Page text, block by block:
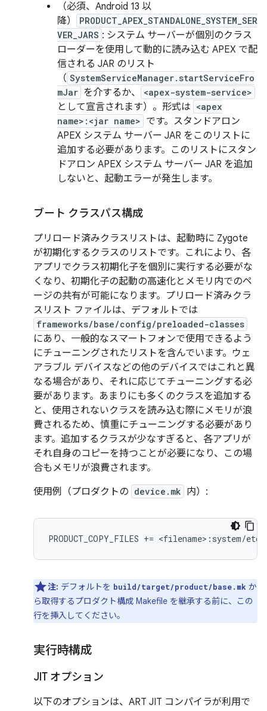
（必須、Android 13 以
降）
PRODUCT_APEX_STANDALONE_SYSTEM_SER
VER_JARS : システム サーバーが個別のクラス
ローダーを使用して動的に読み込む APEX で配
信される JAR のリスト
（ SystemServiceManager.startServiceFro
mJar を介するか、 <apex-system-service>
として宣言されます）。形式は <apex
name>:<jar name> です。スタンドアロン
APEX システム サーバー JAR をこのリストに
追加する必要があります。このリストにスタン
ドアロン APEX システム サーバー JAR を追加
しないと、起動エラーが発生します。
ブート クラスパス構成
プリロード済みクラスリストは、起動時に Zygote
が初期化するクラスのリストです。これにより、各
アプリでクラス初期化子を個別に実行する必要がな
くなり、初期化子の起動の高速化とメモリ内でのペ
ージの共有が可能になります。プリロード済みクラ
スリスト ファイルは、デフォルトでは
frameworks/base/config/preloaded-classes
にあり、一般的なスマートフォンで使用できるよう
にチューニングされたリストを含んでいます。ウェ
アラブル デバイスなどの他のデバイスではこれと異
なる場合があり、それに応じてチューニングする必
要があります。あまりにも多くのクラスを追加する
と、使用されないクラスを読み込む際にメモリが浪
費されるため、慎重にチューニングする必要があり
ます。追加するクラスが少なすぎると、各アプリが
それ自身のコピーを持つことが必要になり、この場
合もメモリが浪費されます。
使用例（プロダクトの device.mk 内）:
注: デフォルトを build/target/product/base.mk か
ら取得するプロダクト構成 Makefile を継承する前に、この
行を挿入してください。
実行時構成
JIT オプション
以下のオプションは、ART JIT コンパイラが利用で